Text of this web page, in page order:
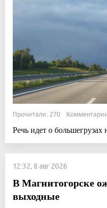
Прочитали: 270
Речь идет о большегрузах
12:32, 8 авг 2026
В Магнитогорске
выходные